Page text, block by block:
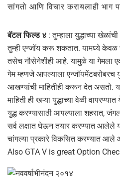
सांगतो आणि विचार करायलाही भाग
बॅटल फिल्ड ४ : तुम्हाला युद्धाच्या
तुम्ही एन्जॉय करू शकतात. यामध्ये केवळ
तसेच नौसेनेशीही आहे. यामुळे या
गेम म्हणजे आपल्याला एन्जॉयमेंटबरोबरच
आखण्यांची माहितीही करून देत असतो.
माहिती ही खऱ्या युद्धाच्या वेळी
युद्ध करण्यासाठी आपल्याला शहरात,
सर्व लक्षात घेऊन तयार करण्यात
चांगल्या प्रकारे विकसित करण्यात आले
Also GTA V is great Option